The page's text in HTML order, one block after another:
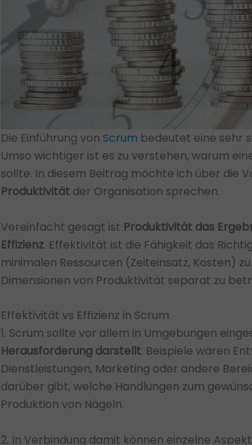
Die Einführung von Scrum bedeutet eine sehr
Umso wichtiger ist es zu verstehen, warum
sollte. In diesem Beitrag möchte ich über die
Produktivität der Organisation sprechen.
Vereinfacht gesagt ist Produktivität das
Effizienz. Effektivität ist die Fähigkeit das
minimalen Ressourcen (Zeiteinsatz, Kosten)
Dimensionen von Produktivität separat zu
Effektivität vs Effizienz in Scrum
1. Scrum sollte vor allem in Umgebungen
Herausforderung darstellt. Beispiele wären
Dienstleistungen, Marketing oder andere
darüber gibt, welche Handlungen zum
Produktion von Nägeln.
2. In Verbindung damit können einzelne